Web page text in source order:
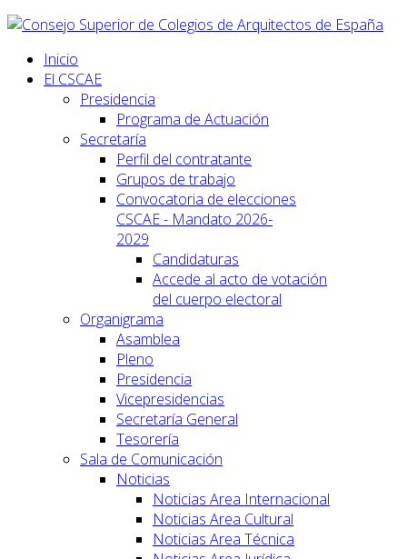
Inicio
El CSCAE
Presidencia
Programa de Actuación
Secretaría
Perfil del contratante
Grupos de trabajo
Convocatoria de elecciones
CSCAE - Mandato 2026-
2029
Candidaturas
Accede al acto de votación
del cuerpo electoral
Organigrama
Asamblea
Pleno
Presidencia
Vicepresidencias
Secretaría General
Tesorería
Sala de Comunicación
Noticias
Noticias Area Internacional
Noticias Area Cultural
Noticias Area Técnica